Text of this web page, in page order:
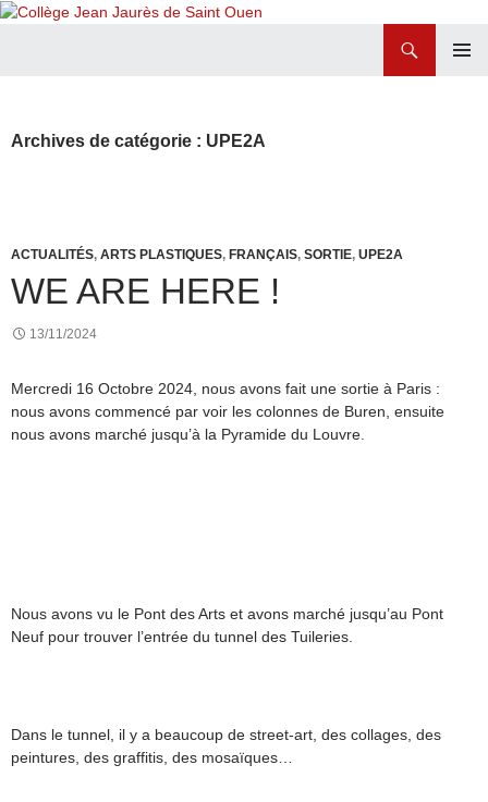
Archives de catégorie : UPE2A
ACTUALITÉS, ARTS PLASTIQUES, FRANÇAIS, SORTIE, UPE2A
WE ARE HERE !
13/11/2024
Mercredi 16 Octobre 2024, nous avons fait une sortie à Paris :
nous avons commencé par voir les colonnes de Buren, ensuite
nous avons marché jusqu’à la Pyramide du Louvre.
Nous avons vu le Pont des Arts et avons marché jusqu’au Pont
Neuf pour trouver l’entrée du tunnel des Tuileries.
Dans le tunnel, il y a beaucoup de street-art, des collages, des
peintures, des graffitis, des mosaïques…